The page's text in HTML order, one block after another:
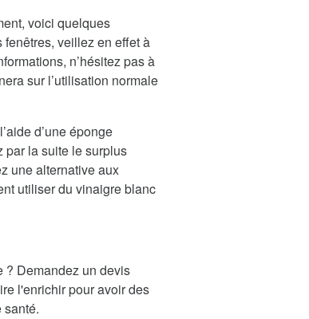
voici quelques
veillez en effet à
n’hésitez pas à
sur l’utilisation normale
d’une éponge
par la suite le surplus
une alternative aux
utiliser du vinaigre blanc
? Demandez un devis
l'enrichir pour avoir des
santé.